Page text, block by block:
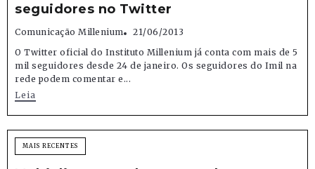
seguidores no Twitter
Comunicação Millenium
21/06/2013
O Twitter oficial do Instituto Millenium já conta com mais de 5
mil seguidores desde 24 de janeiro. Os seguidores do Imil na
rede podem comentar e...
Leia
MAIS RECENTES